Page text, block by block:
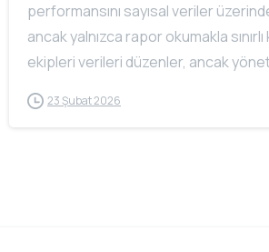
performansını sayısal veriler
ancak yalnızca rapor okumakla
ekipleri verileri düzenler, ancak
23 Şubat 2026